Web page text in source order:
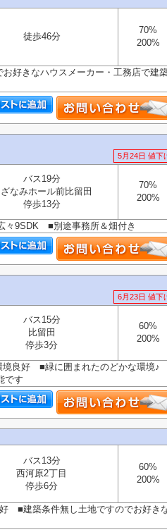
徒歩46分
70%
200%
好きなハウスメーカー・工務店で建
5月24日 値下
バス19分
なみホール前比留田
停歩13分
70%
200%
9SDK ■別途事務所＆畑付き
6月23日 値下
バス15分
比留田
停歩3分
60%
200%
境良好 ■緑に囲まれたのどかな環境
です
バス13分
西河原2丁目
停歩6分
60%
200%
■建築条件無し土地ですのでお好き